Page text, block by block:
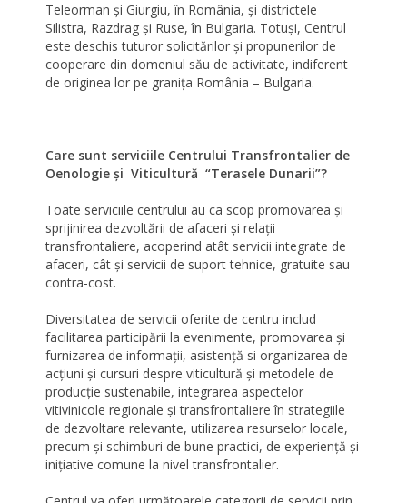
Teleorman şi Giurgiu, în România, şi districtele
Silistra, Razdrag şi Ruse, în Bulgaria. Totuşi, Centrul
este deschis tuturor solicitărilor şi propunerilor de
cooperare din domeniul său de activitate, indiferent
de originea lor pe graniţa România – Bulgaria.
Care sunt serviciile Centrului Transfrontalier de
Oenologie şi Viticultură “Terasele Dunarii”?
Toate serviciile centrului au ca scop promovarea şi
sprijinirea dezvoltării de afaceri şi relaţii
transfrontaliere, acoperind atât servicii integrate de
afaceri, cât şi servicii de suport tehnice, gratuite sau
contra-cost.
Diversitatea de servicii oferite de centru includ
facilitarea participării la evenimente, promovarea şi
furnizarea de informaţii, asistenţă si organizarea de
acţiuni şi cursuri despre viticultură şi metodele de
producţie sustenabile, integrarea aspectelor
vitivinicole regionale şi transfrontaliere în strategiile
de dezvoltare relevante, utilizarea resurselor locale,
precum şi schimburi de bune practici, de experienţă şi
iniţiative comune la nivel transfrontalier.